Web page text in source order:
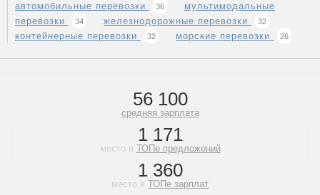
автомобильные перевозки 36
мультимодальные
перевозки
34 железнодорожные перевозки 32
контейнерные перевозки 32 морские перевозки 26
56 100
средняя зарплата
1 171
место в ТОПе предложений
1 360
место в ТОПе зарплат